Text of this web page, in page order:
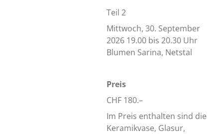
Teil 2
Mittwoch, 30. September
2026 19.00 bis 20.30 Uhr
Blumen Sarina, Netstal
Preis
CHF 180.–
Im Preis enthalten sind die
Keramikvase, Glasur,